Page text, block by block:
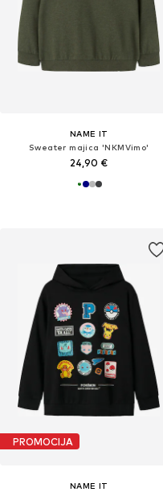
NAME IT
Sweater majica 'NKMVimo'
24,90 €
PROMOCIJA
NAME IT